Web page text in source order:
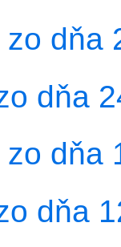
dňa
dňa
dňa
dňa